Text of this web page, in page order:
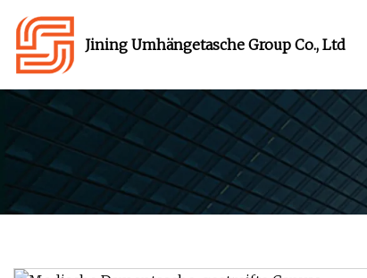
Jining Umhängetasche Group Co., Ltd